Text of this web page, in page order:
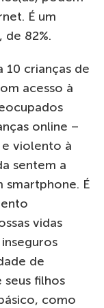
É um
de 82%.
10 crianças de
acesso à
online –
violento à
sentem a
smartphone. É
vidas
de
filhos
como